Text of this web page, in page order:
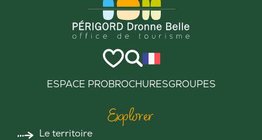
ESPACE PROBROCHURESGROUPES
Explorer
Le territoire